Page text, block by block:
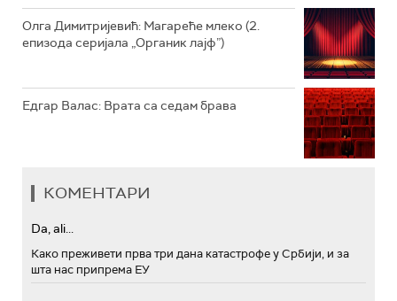
Олга Димитријевић: Магареће млеко (2.
епизода серијала „Органик лајф”)
Едгар Валас: Врата са седам брава
КОМЕНТАРИ
Da, ali...
Како преживети прва три дана катастрофе у Србији, и за
шта нас припрема ЕУ